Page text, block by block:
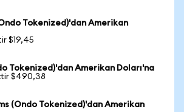
Tokenized)'dan Amerikan
$19,45
Tokenized)'dan Amerikan Doları'na
$490,38
(Ondo Tokenized)'dan Amerikan